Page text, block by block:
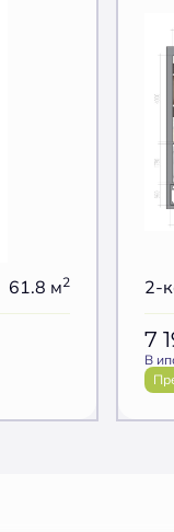
61.8 м2 2-
7
В